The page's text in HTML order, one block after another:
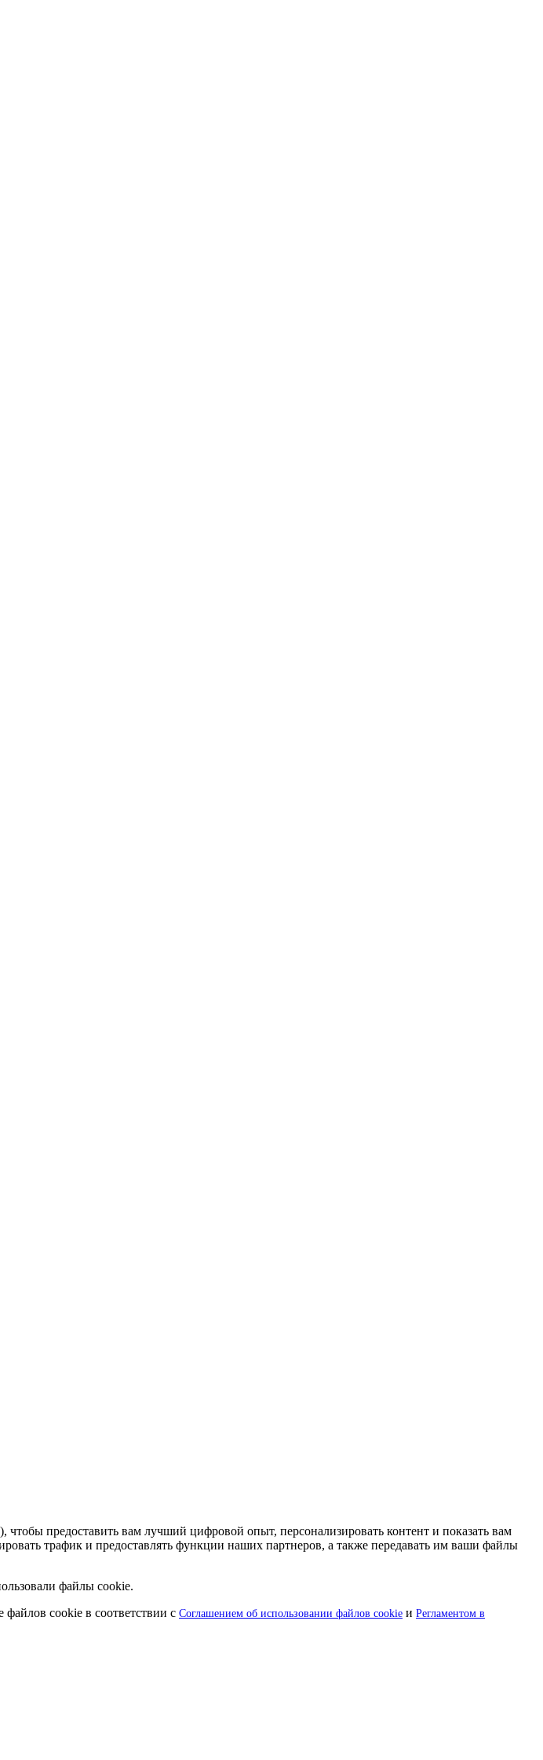
предоставить вам лучший цифровой опыт, персонализировать контент и показать вам
трафик и предоставлять функции наших партнеров, а также передавать им ваши файлы
файлы cookie.
файлов cookie в соответствии с Соглашением об использовании файлов cookie и Регламентом в